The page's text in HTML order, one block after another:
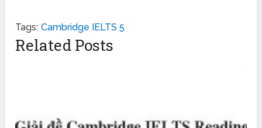
Tags: Cambridge IELTS 5
Related Posts